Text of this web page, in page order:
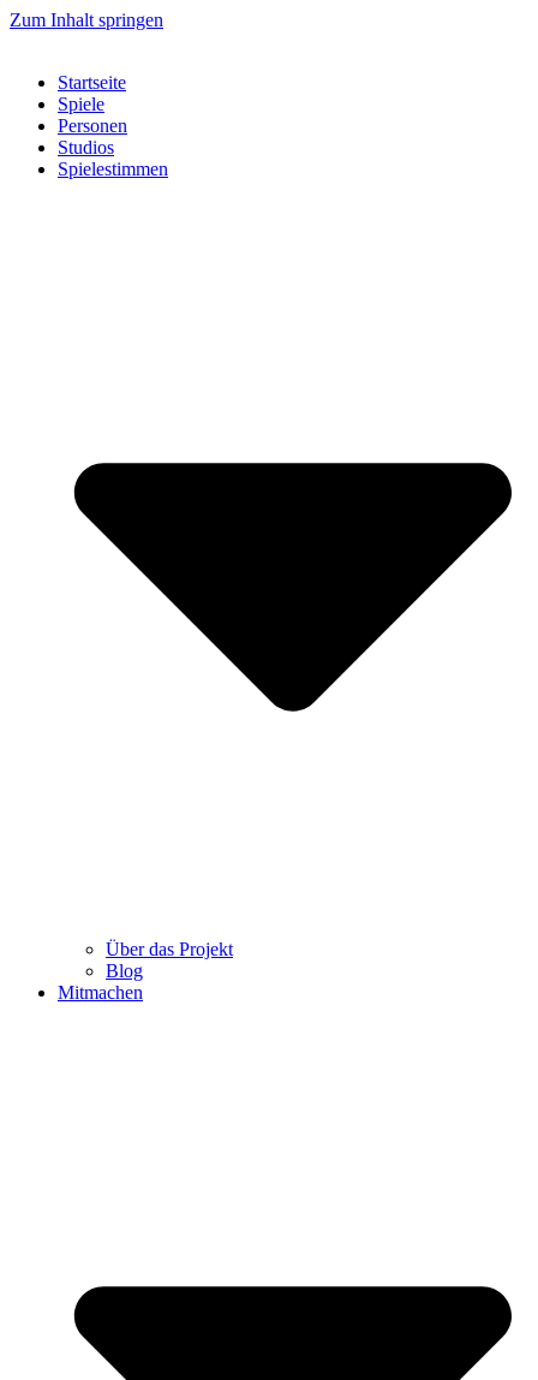
Zum Inhalt springen
Startseite
Spiele
Personen
Studios
Spielestimmen
Über das Projekt
Blog
Mitmachen